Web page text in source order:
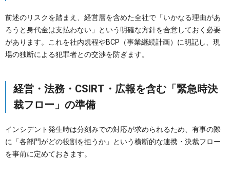
前述のリスクを踏まえ、経営層を含めた全社で「いかなる理由があ
ろうと身代金は支払わない」という明確な方針を合意しておく必要
があります。これを社内規程やBCP（事業継続計画）に明記し、現
場の独断による犯罪者との交渉を防ぎます。
経営・法務・CSIRT・広報を含む「緊急時決
裁フロー」の準備
インシデント発生時は分刻みでの対応が求められるため、有事の際
に「各部門がどの役割を担うか」という横断的な連携・決裁フロー
を事前に定めておきます。